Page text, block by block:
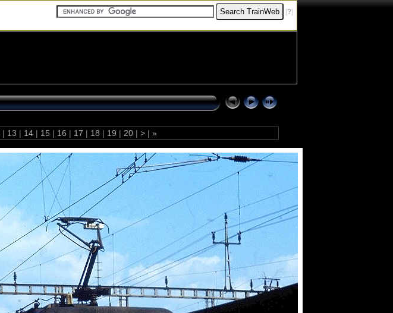
[?]
| 13 | 14 | 15 | 16 | 17 | 18 | 19 | 20 | > | »